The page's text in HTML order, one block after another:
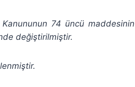
74 üncü maddesinin
değiştirilmiştir.